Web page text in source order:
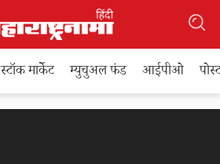
स्टॉक मार्केट म्युचुअल फंड आईपीओ